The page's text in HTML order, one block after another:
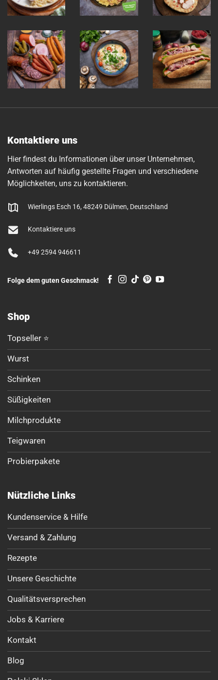
Kontaktiere uns
Hier findest du Informationen über unser Unternehmen,
Antworten auf häufig gestellte Fragen und verschiedene
Möglichkeiten, uns zu kontaktieren.
Wierlings Esch 16, 48249 Dülmen, Deutschland
Kontaktiere uns
+49 2594 946611
Folge dem guten Geschmack!
Shop
Topseller ⭐
Wurst
Schinken
Süßigkeiten
Milchprodukte
Teigwaren
Probierpakete
Nützliche Links
Kundenservice & Hilfe
Versand & Zahlung
Rezepte
Unsere Geschichte
Qualitätsversprechen
Jobs & Karriere
Kontakt
Blog